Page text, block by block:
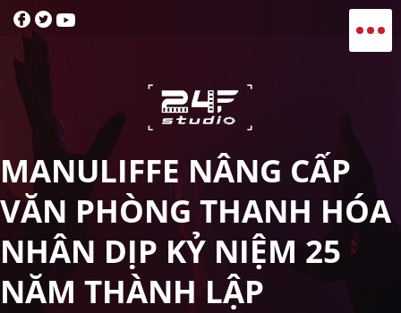
toggle navigation
MANULIFFE NÂNG CẤP
VĂN PHÒNG THANH HÓA
NHÂN DỊP KỶ NIỆM 25
NĂM THÀNH LẬP